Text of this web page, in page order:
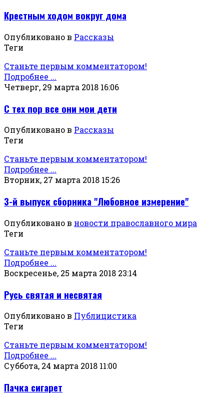
Крестным ходом вокруг дома
Опубликовано в Рассказы
Теги
Станьте первым комментатором!
Подробнее ...
Четверг, 29 марта 2018 16:06
С тех пор все они мои дети
Опубликовано в Рассказы
Теги
Станьте первым комментатором!
Подробнее ...
Вторник, 27 марта 2018 15:26
3-й выпуск сборника "Любовное измерение"
Опубликовано в новости православного мира
Теги
Станьте первым комментатором!
Подробнее ...
Воскресенье, 25 марта 2018 23:14
Русь святая и несвятая
Опубликовано в Публицистика
Теги
Станьте первым комментатором!
Подробнее ...
Суббота, 24 марта 2018 11:00
Пачка сигарет